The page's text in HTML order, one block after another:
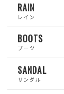
RAIN
レイン
BOOTS
ブーツ
SANDAL
サンダル